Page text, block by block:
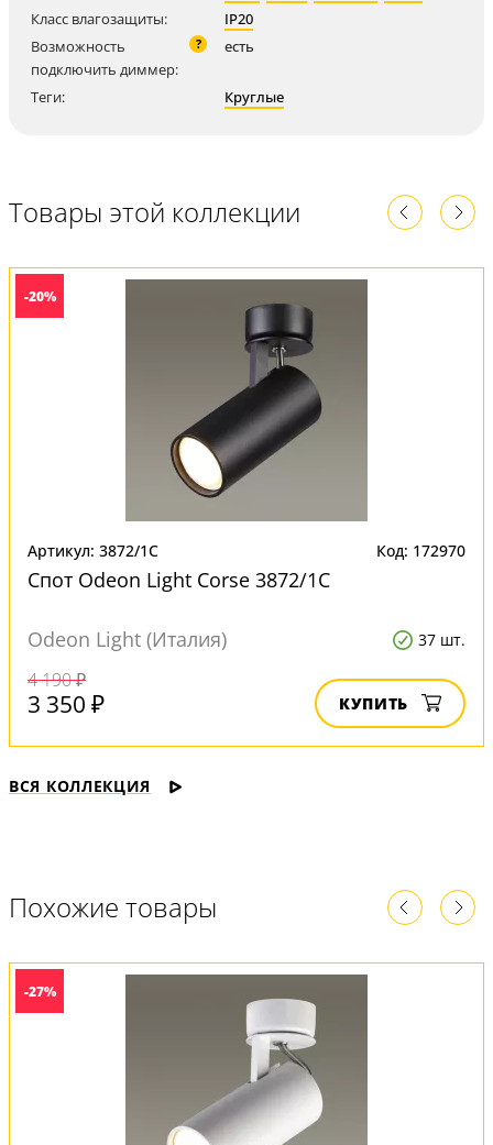
Класс влагозащиты:
IP20
Возможность
подключить диммер:
? есть
Теги: Круглые
Товары этой коллекции
-20%
Артикул: 3872/1C Код: 172970
Спот Odeon Light Corse 3872/1C
Odeon Light (Италия) 37 шт.
4 190 ₽
3 350 ₽ КУПИТЬ
ВСЯ КОЛЛЕКЦИЯ
Похожие товары
-27%